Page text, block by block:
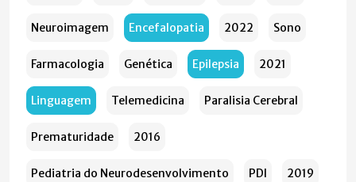
Neuroimagem Encefalopatia 2022 Sono
Farmacologia Genética Epilepsia 2021
Linguagem Telemedicina Paralisia Cerebral
Prematuridade 2016
Pediatria do Neurodesenvolvimento PDI 2019